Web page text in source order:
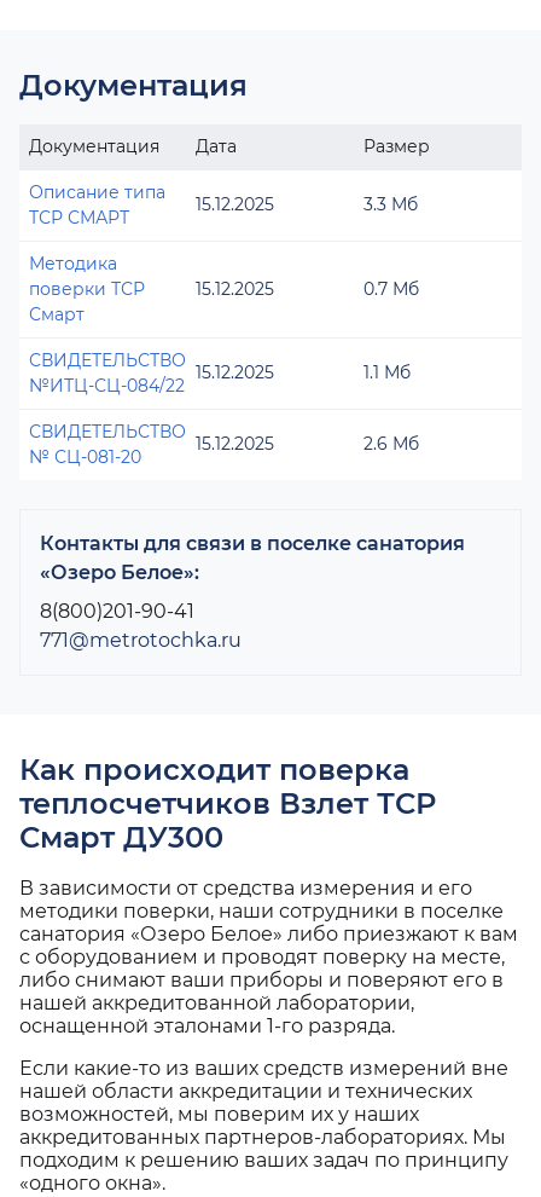
Документация
Документация Дата Размер
Описание типа
ТСР СМАРТ
15.12.2025 3.3 Мб
Методика
поверки ТСР
Смарт
15.12.2025 0.7 Мб
СВИДЕТЕЛЬСТВО
№ИТЦ-СЦ-084/22
15.12.2025 1.1 Мб
СВИДЕТЕЛЬСТВО
№ СЦ-081-20
15.12.2025 2.6 Мб
Контакты для связи в поселке санатория
«Озеро Белое»:
8(800)201-90-41
771@metrotochka.ru
Как происходит поверка
теплосчетчиков Взлет ТСР
Смарт ДУ300
В зависимости от средства измерения и его
методики поверки, наши сотрудники в поселке
санатория «Озеро Белое» либо приезжают к вам
с оборудованием и проводят поверку на месте,
либо снимают ваши приборы и поверяют его в
нашей аккредитованной лаборатории,
оснащенной эталонами 1-го разряда.
Если какие-то из ваших средств измерений вне
нашей области аккредитации и технических
возможностей, мы поверим их у наших
аккредитованных партнеров-лабораториях. Мы
подходим к решению ваших задач по принципу
«одного окна».